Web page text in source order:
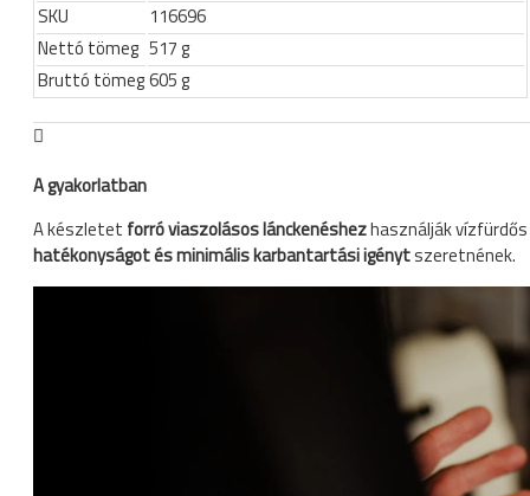
SKU
116696
Nettó tömeg 517 g
Bruttó tömeg605 g
A gyakorlatban
A készletet forró viaszolásos lánckenéshezhasználják
hatékonyságot és minimális karbantartási igénytszeretnének.